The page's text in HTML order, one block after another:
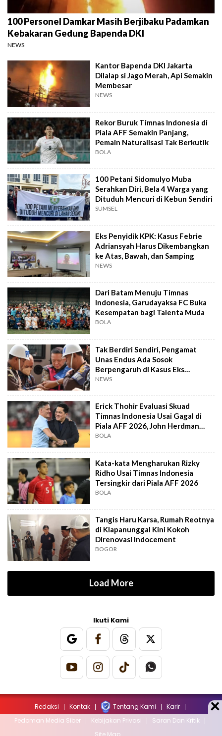
100 Personel Damkar Masih Berjibaku Padamkan
Kebakaran Gedung Bapenda DKI
NEWS
Kantor Bapenda DKI Jakarta
Dilalap si Jago Merah, Api Semakin
Membesar
NEWS
Rekor Buruk Timnas Indonesia di
Piala AFF Semakin Panjang,
Pemain Naturalisasi Tak Berkutik
BOLA
100 Petani Sidomulyo Muba
Serahkan Diri, Bela 4 Warga yang
Dituduh Mencuri di Kebun Sendiri
SUMSEL
Eks Penyidik KPK: Kasus Febrie
Adriansyah Harus Dikembangkan
ke Atas, Bawah, dan Samping
NEWS
Dari Batam Menuju Timnas
Indonesia, Garudayaksa FC Buka
Kesempatan bagi Talenta Muda
BOLA
Tak Berdiri Sendiri, Pengamat
Unas Endus Ada Sosok
Berpengaruh di Kasus Eks
Jampidsus
NEWS
Erick Thohir Evaluasi Skuad
Timnas Indonesia Usai Gagal di
Piala AFF 2026, John Herdman
Out?
BOLA
Kata-kata Mengharukan Rizky
Ridho Usai Timnas Indonesia
Tersingkir dari Piala AFF 2026
BOLA
Tangis Haru Karsa, Rumah Reotnya
di Klapanunggal Kini Kokoh
Direnovasi Indocement
BOGOR
Load More
Ikuti Kami
Redaksi Kontak Tentang Kami
Karir
Pedoman Media Siber
Kebijakan Privasi
Saran Dan Kritik